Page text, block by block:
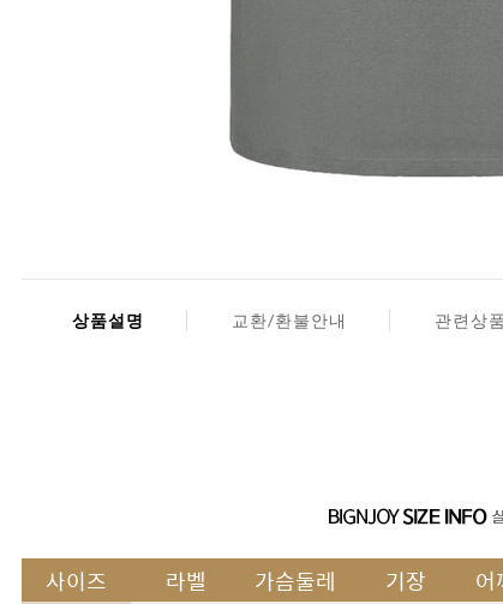
상품설명 교환/환불안내 관련상품
사이즈 라벨 가슴둘레 기장 어